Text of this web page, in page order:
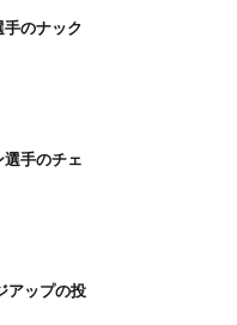
手のナック
手のチェ
アップの投